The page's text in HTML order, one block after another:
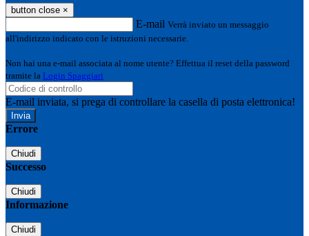
button close ×
E-mail Verrà inviato un messaggio
all'indirizzo indicato con le istruzioni necessarie.
Non hai una e-mail associata al nome utente? Effettua il reset della password
tramite la Login Spaggiari
E-mail inviata, si prega di controllare la casella di posta elettronica!
Errore
Chiudi
Successo
Chiudi
Informazione
Chiudi